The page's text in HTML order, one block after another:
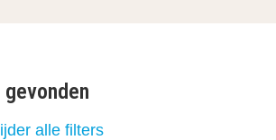
alle filters